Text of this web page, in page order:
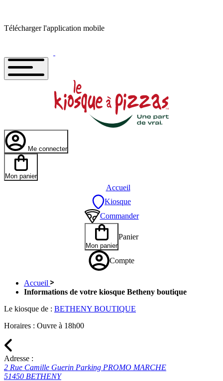
Télécharger l'application mobile
Me connecter
Mon panier
Accueil
Kiosque
Commander
Mon panier
Panier
Compte
Accueil
Informations de votre kiosque Betheny boutique
Le kiosque de : BETHENY BOUTIQUE
Horaires : Ouvre à 18h00
Adresse :
2 Rue Camille Guerin Parking PROMO MARCHE
51450 BETHENY